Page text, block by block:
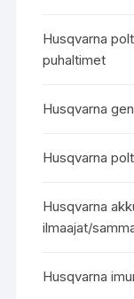
Husqvarna
puhaltimet
Husqvarna
Husqvarna
Husqvarna
ilmaajat/
Husqvarna